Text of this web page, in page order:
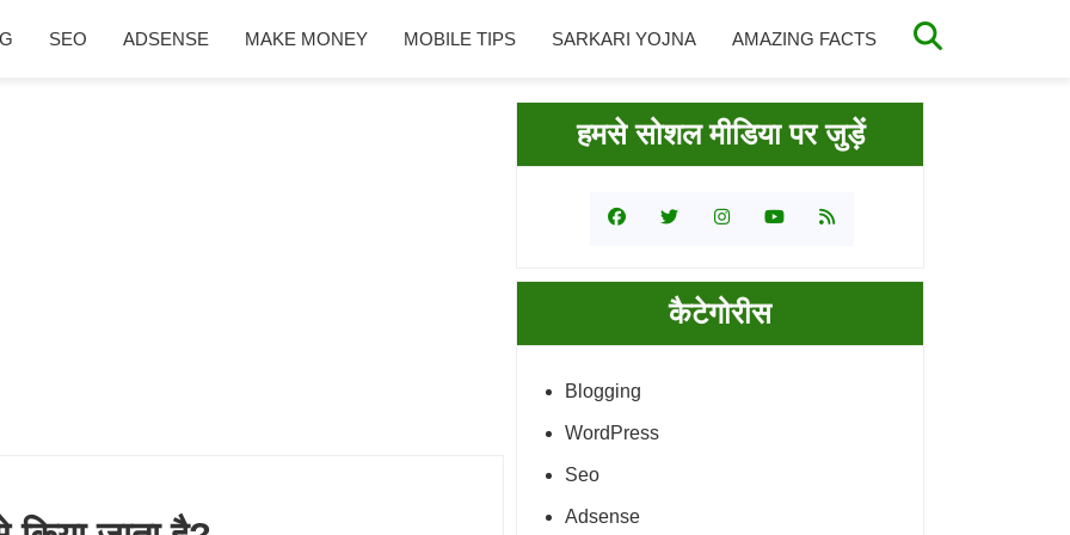
SEO ADSENSE MAKE MONEY MOBILE TIPS SARKARI YOJNA AMAZING FACTS
Primary
Sidebar
हमसे सोशल मीडिया पर जुड़ें
कैटेगोरीस
Blogging
WordPress
Seo
Adsense